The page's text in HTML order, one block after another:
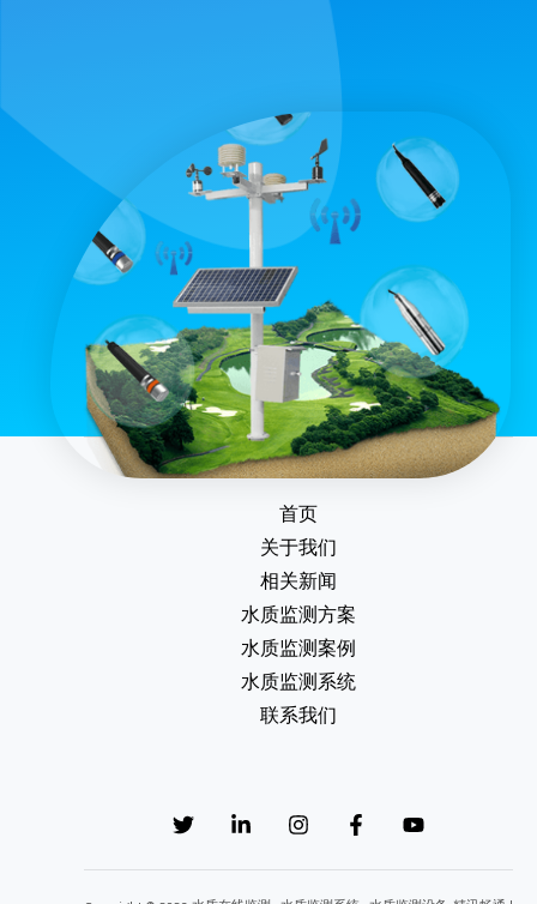
首页
关于我们
相关新闻
水质监测方案
水质监测案例
水质监测系统
联系我们